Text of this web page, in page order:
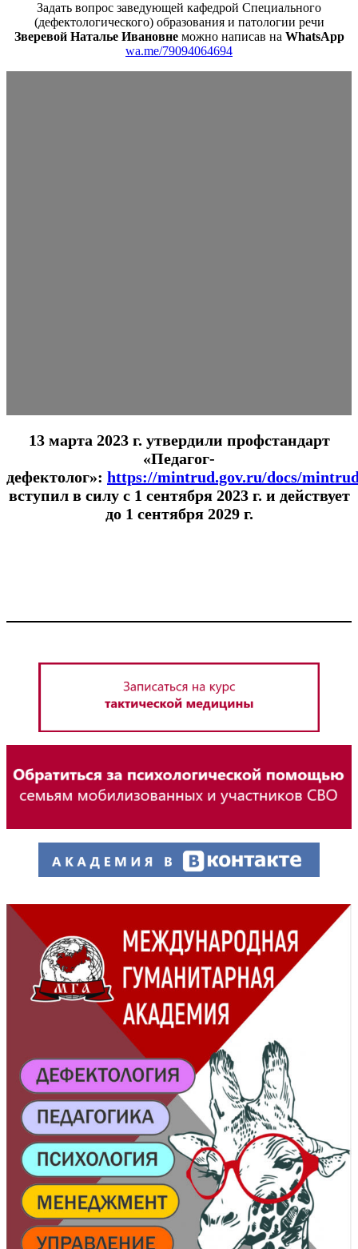
Задать вопрос заведующей кафедрой Специального
(дефектологического) образования и патологии речи
Зверевой Наталье Ивановнеможно написав на WhatsApp
wa.me/79094064694
13 марта 2023 г. утвердили профстандарт
«Педагог-
дефектолог»: https://mintrud.gov.ru/docs/
вступил в силу с 1 сентября 2023 г. и действует
до 1 сентября 2029 г.